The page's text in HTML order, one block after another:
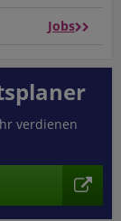
Jobs
verdienen